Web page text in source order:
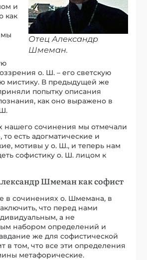
Отец Александр
Шмеман.
и
как
мы
о. Ш. – его светскую
мистику. В предыдущей же
попытку описания
как оно выражено в
нашего сочинения мы отмечали
то есть адогматические и
мотивы у о. Ш., и теперь нам
софистику о. Ш. лицом к
Шмеман как софист
в сочинениях о. Шмемана, в
что перед нами
а не
набором определений и
же для софистической
в том, что все эти определения
метафорические.